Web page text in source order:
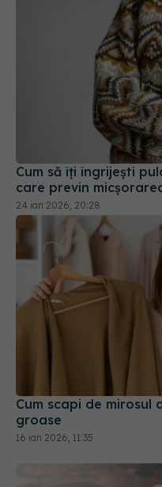
Cum să îți îngrijești
care previn
24 ian 2026, 20:28
Cum scapi de mirosul
16 ian 2026, 11:35